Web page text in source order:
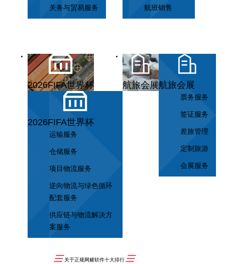
关务与贸易服务 航班销售
2026FIFA世界杯
2026FIFA世界杯
运输服务
仓储服务
项目物流服务
逆向物流与绿色循环
配套服务
供应链与物流解决方
案服务
航旅会展航旅会展
票务服务
签证服务
差旅管理
定制旅游
会展服务
关于正规网赌软件十大排行